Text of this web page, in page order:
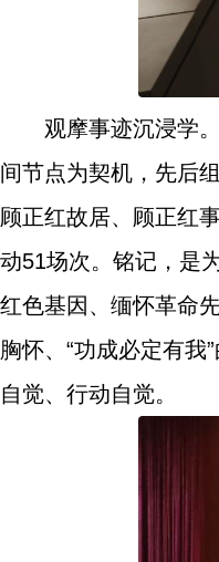
观摩事迹沉浸学
间节点为契机，先后
顾正红故居、顾正红
动51场次。铭记，是
红色基因、缅怀革命
胸怀、“功成必定有
自觉、行动自觉。